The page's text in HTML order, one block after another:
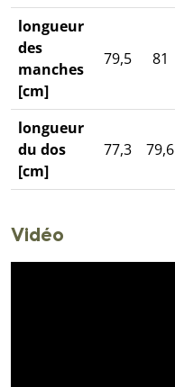
longueur
des
manches
[cm]
79,5 81
longueur
du dos
[cm]
77,3 79,6
Vidéo